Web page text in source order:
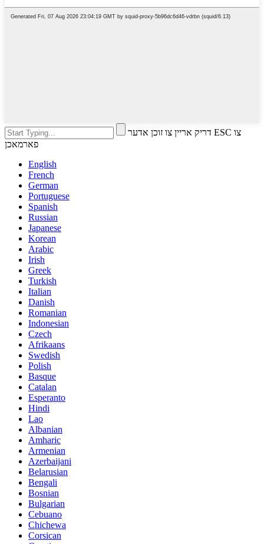
דריק אריין צו זוכן אדער ESC צו
פארמאכן
English
French
German
Portuguese
Spanish
Russian
Japanese
Korean
Arabic
Irish
Greek
Turkish
Italian
Danish
Romanian
Indonesian
Czech
Afrikaans
Swedish
Polish
Basque
Catalan
Esperanto
Hindi
Lao
Albanian
Amharic
Armenian
Azerbaijani
Belarusian
Bengali
Bosnian
Bulgarian
Cebuano
Chichewa
Corsican